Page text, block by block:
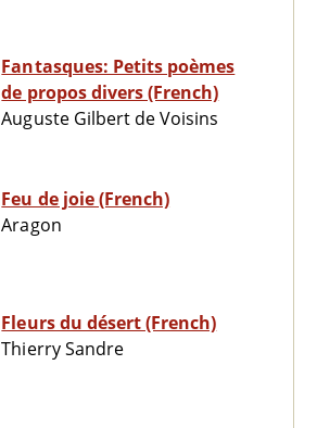
Fantasques: Petits poèmes
de propos divers (French)
Auguste Gilbert de Voisins
Feu de joie (French)
Aragon
Fleurs du désert (French)
Thierry Sandre